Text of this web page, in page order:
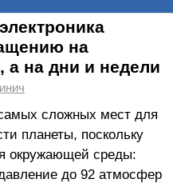
на
на дни и недели
сложных мест для
планеты, поскольку
окружающей среды:
до 92 атмосфер